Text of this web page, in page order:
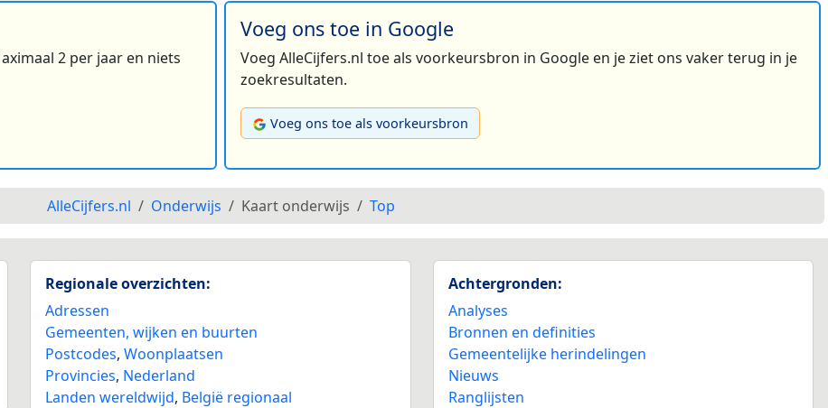
2 per jaar en niets
Voeg ons toe in Google
Voeg AlleCijfers.nl toe als voorkeursbron in Google en je ziet ons vaker terug in je
zoekresultaten.
Voeg ons toe als voorkeursbron
AlleCijfers.nl Onderwijs Kaart onderwijs Top
Regionale overzichten:
Adressen
Gemeenten, wijken en buurten
Postcodes,Woonplaatsen
Provincies, Nederland
Landen wereldwijd, België regionaal
Achtergronden:
Analyses
Bronnen en definities
Gemeentelijke herindelingen
Nieuws
Ranglijsten